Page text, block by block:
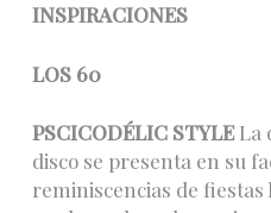
INSPIRACIONES
LOS 60
PSCICODÉLIC STYLELa
disco se presenta en su
reminiscencias de fiestas